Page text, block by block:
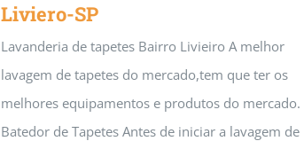
Liviero-SP
Lavanderia de tapetes Bairro Livieiro A melhor
lavagem de tapetes do mercado,tem que ter os
melhores equipamentos e produtos do mercado.
Batedor de Tapetes Antes de iniciar a lavagem de